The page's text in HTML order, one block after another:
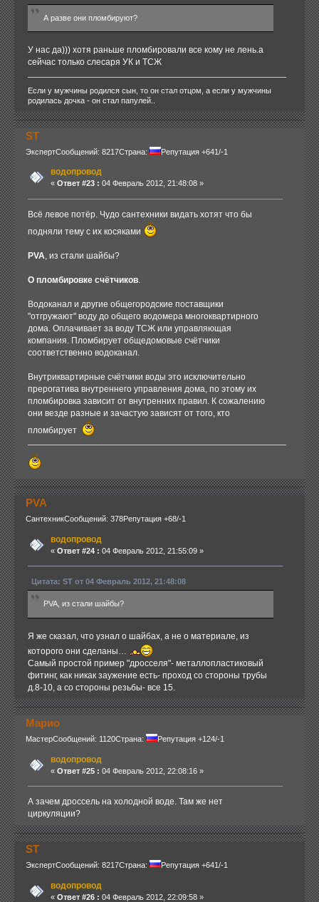
А разве они пломбируют?
У нас да))) хотя раньше пломбировали все кому не лень.а
сейчас только слесаря УК и ТСЖ
Если у мужчины родился сын, то он стал отцом, а если у мужчины
родилась дочка - он стал папулей..
ST
ЭкспертСообщений: 8217Страна: Репутация +641/-1
водопровод
« Ответ #23 : 04 Февраль 2012, 21:48:08 »
Всё левое потёр. Чудо сантехники видать хотят что бы
подняли тему с их косяками
PVA , из стали шайбы?
О пломбировке счётчиков.
Водоканал и другие общегородские поставщики
"отгружают" воду до общего водомера многоквартирного
дома. Оплачивает за воду ТСЖ или управляющая
компания. Пломбирует общедомовые счётчики
соответственно водоканал.
Внутриквартирные счётчики воды это исключительно
прерогатива внутреннего управления дома, по этому их
пломбировка зависит от внутренних правил. К сожалению
они везде разные и зачастую зависят от того, кто
пломбирует
PVA
СантехникСообщений: 378Репутация +68/-1
водопровод
« Ответ #24 : 04 Февраль 2012, 21:55:09 »
Цитата: ST от 04 Февраль 2012, 21:48:08
PVA, из стали шайбы?
Я же сказал, что узнал о шайбах, а не о материале, из
которого они сделаны…
Самый простой пример "дросселя"- металлопластиковый
фитинг, как никак заужение есть- проход со стороны трубы
д.8-10, а со стороны резьбы- все 15.
Марио
МастерСообщений: 1120Страна: Репутация +124/-1
водопровод
« Ответ #25 : 04 Февраль 2012, 22:08:16 »
А зачем дроссель на холодной воде. Там же нет
циркуляции?
ST
ЭкспертСообщений: 8217Страна: Репутация +641/-1
водопровод
« Ответ #26 : 04 Февраль 2012, 22:09:58 »